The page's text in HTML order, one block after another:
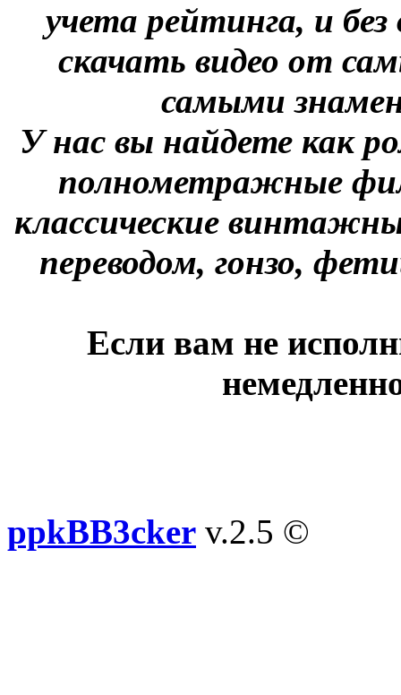
учета рейтинга, и
скачать видео от
самыми
У нас вы найдете как
полнометражные
классические
переводом, гонзо,
Если вам не
ppkBB3cker v.2.5 ©